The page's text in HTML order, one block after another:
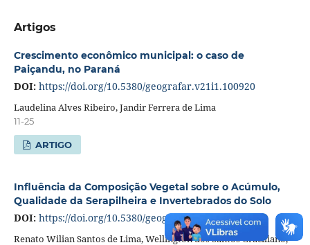
Artigos
Crescimento econômico municipal: o caso de
Paiçandu, no Paraná
DOI: https://doi.org/10.5380/geografar.v21i1.100920
Laudelina Alves Ribeiro, Jandir Ferrera de Lima
11-25
ARTIGO
Influência da Composição Vegetal sobre o Acúmulo,
Qualidade da Serapilheira e Invertebrados do Solo
DOI: https://doi.org/10.5380/geografar.v21i1.99800
Renato Wilian Santos de Lima, Wellington dos Santos Graciliano,